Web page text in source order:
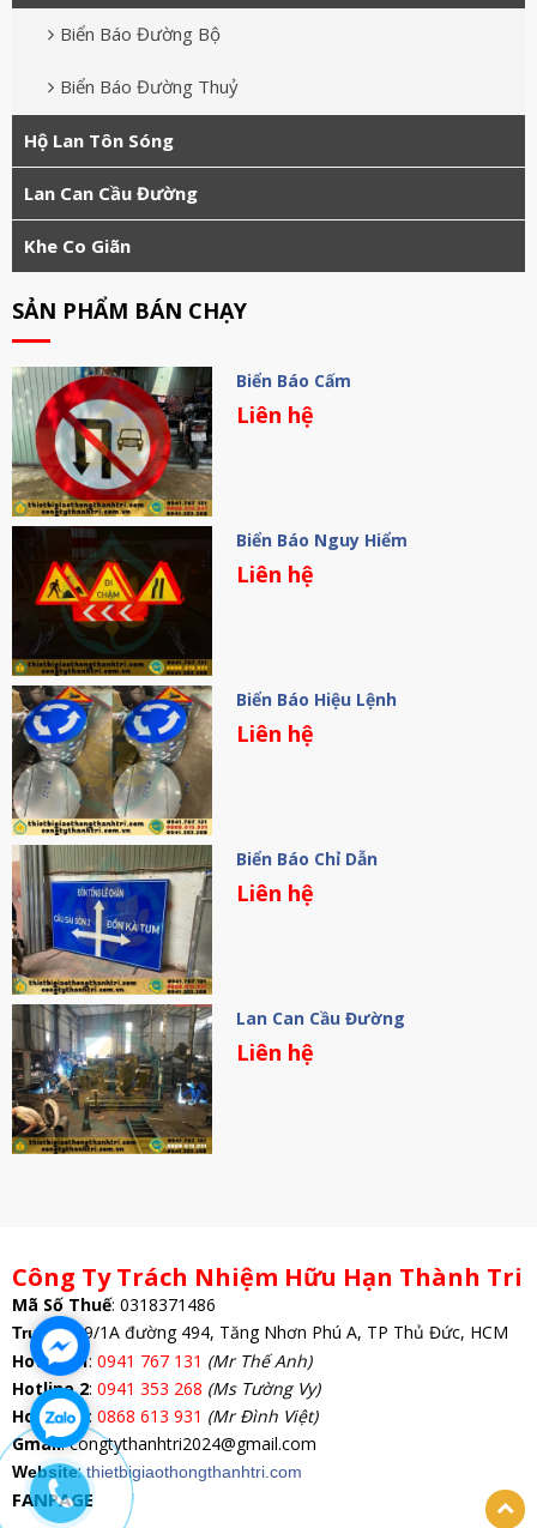
Biển Báo Đường Bộ
Biển Báo Đường Thuỷ
Hộ Lan Tôn Sóng
Lan Can Cầu Đường
Khe Co Giãn
SẢN PHẨM BÁN CHẠY
Biển Báo Cấm
Liên hệ
Biển Báo Nguy Hiểm
Liên hệ
Biển Báo Hiệu Lệnh
Liên hệ
Biển Báo Chỉ Dẫn
Liên hệ
Lan Can Cầu Đường
Liên hệ
Công Ty Trách Nhiệm Hữu Hạn Thành Tri
Mã Số Thuế: 0318371486
Trụ Sở: 69/1A đường 494, Tăng Nhơn Phú A, TP Thủ Đức, HCM
Hotline 1: 0941 767 131 (Mr Thế Anh)
Hotline 2: 0941 353 268 (Ms Tường Vy)
Hotline 3: 0868 613 931 (Mr Đình Việt)
Gmail: congtythanhtri2024@gmail.com
Website:thietbigiaothongthanhtri.com
FANPAGE